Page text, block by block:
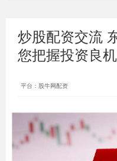
炒股配资交流
您把握投资良机
平台：股牛网配资